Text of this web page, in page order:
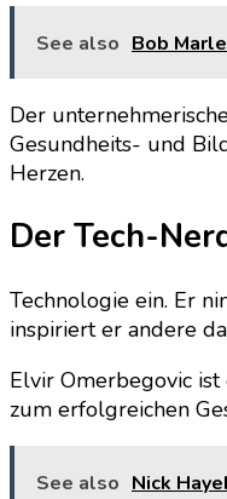
See also Bob
Der
Gesundheits- und
Herzen.
Der Tech-
Technologie ein. Er
inspiriert er andere
Elvir Omerbegovic
zum erfolgreichen
See also Nick